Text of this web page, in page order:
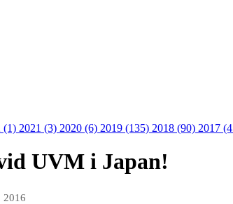
(1) 2021 (3) 2020 (6) 2019 (135) 2018 (90) 2017
UVM i Japan!
2016